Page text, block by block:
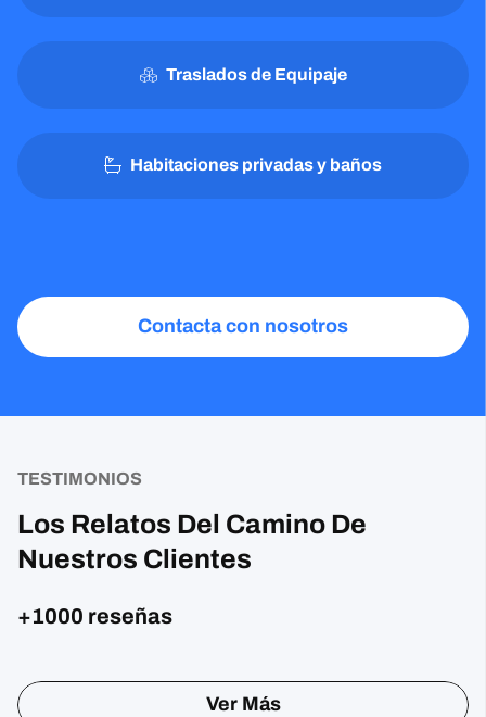
Traslados de Equipaje
Habitaciones privadas y baños
Contacta con nosotros
TESTIMONIOS
Los Relatos Del Camino De
Nuestros Clientes
+1000 reseñas
Ver Más